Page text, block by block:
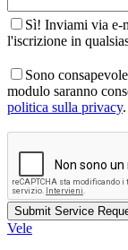
Sì! Inviami via e-
l'iscrizione in
Sono
modulo saranno
politica sulla privacy.
Vele